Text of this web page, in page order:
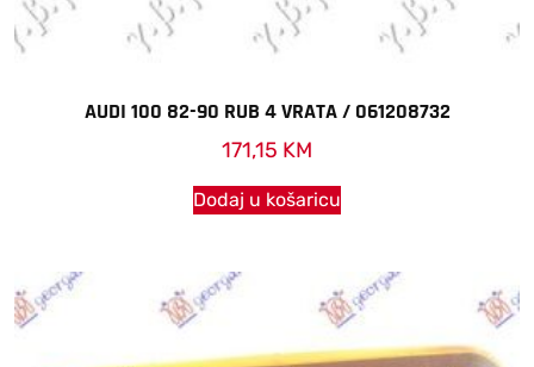
AUDI 100 82-90 RUB 4 VRATA / 061208732
171,15 KM
Dodaj u košaricu